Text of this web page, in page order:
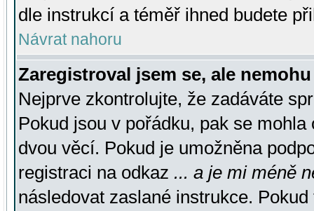
dle instrukcí a téměř ihned budete
Návrat nahoru
Zaregistroval jsem se, ale
Nejprve zkontrolujte, že zadáváte
Pokud jsou v pořádku, pak se
dvou věcí. Pokud je umožněna
registraci na odkaz ... a je mi méně
následovat zaslané instrukce.